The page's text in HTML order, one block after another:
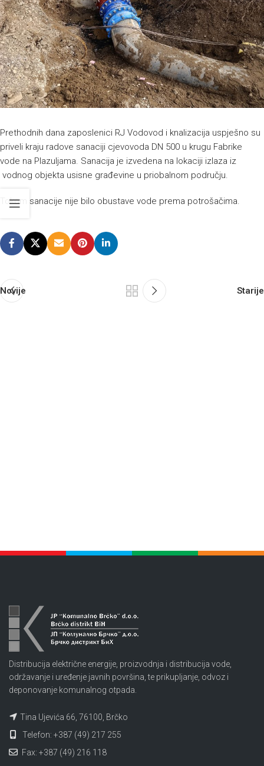
Prethodnih dana zaposlenici RJ Vodovod i knalizacija uspješno su
priveli kraju radove sanaciji cjevovoda DN 500 u krugu Fabrike
vode na Plazuljama. Sanacija je izvedena na lokaciji izlaza iz
vodnog objekta usisne građevine u priobalnom području.
Tokom sanacije nije bilo obustave vode prema potrošačima.
Novije Starije
Distribucija električne energije, proizvodnja i distribucija vode,
održavanje i uređenje javnih površina, te prikupljanje, odvoz i
deponovanje komunalnog otpada.
Tina Ujevića 66, 76100, Brčko
Telefon: +387 (49) 217 255
Fax: +387 (49) 216 118